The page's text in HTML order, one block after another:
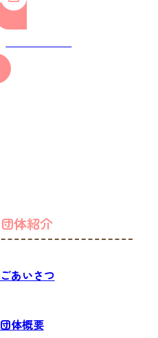
団体紹介
ごあいさつ
団体概要